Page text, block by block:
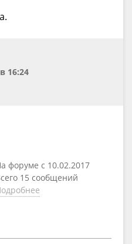
16:24
форуме с 10.02.2017
15 сообщений